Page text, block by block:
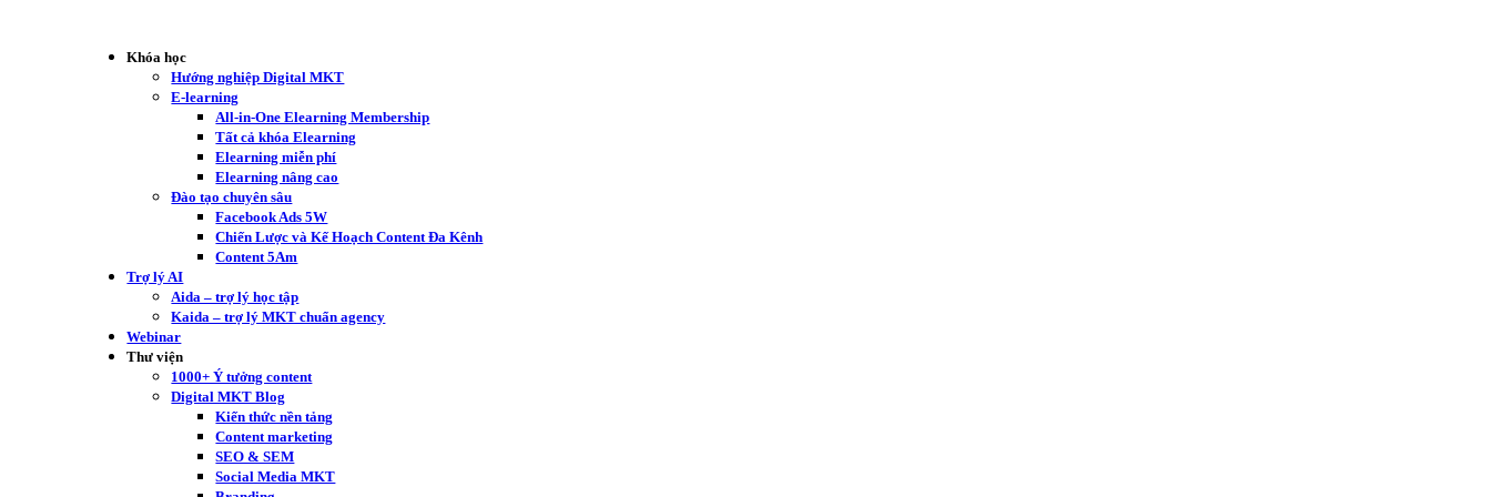
Khóa học
Hướng nghiệp Digital MKT
E-learning
All-in-One Elearning Membership
Tất cả khóa Elearning
Elearning miễn phí
Elearning nâng cao
Đào tạo chuyên sâu
Facebook Ads 5W
Chiến Lược và Kế Hoạch Content Đa Kênh
Content 5Am
Trợ lý AI
Aida – trợ lý học tập
Kaida – trợ lý MKT chuẩn agency
Webinar
Thư viện
1000+ Ý tưởng content
Digital MKT Blog
Kiến thức nền tảng
Content marketing
SEO & SEM
Social Media MKT